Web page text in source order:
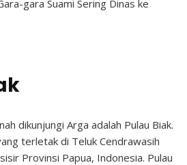
dikunjungi Arga adalah Pulau Biak.
terletak di Teluk Cendrawasih
Provinsi Papua, Indonesia. Pulau